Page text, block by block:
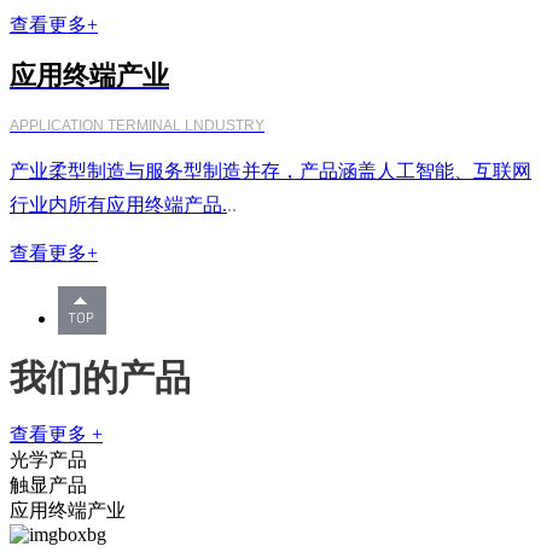
查看更多+
应用终端产业
APPLICATION TERMINAL LNDUSTRY
产业柔型制造与服务型制造并存，产品涵盖人工智能、互联网
行业内所有应用终端产品...
查看更多+
我们的产品
查看更多 +
光学产品
触显产品
应用终端产业